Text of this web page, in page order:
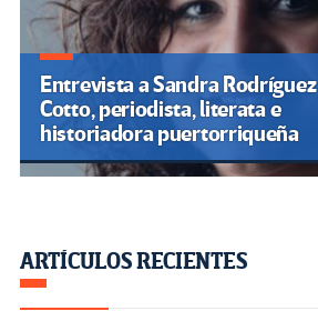
Entrevista a Sandra Rodríguez
Cotto, periodista, literata e
historiadora puertorriqueña
ARTÍCULOS RECIENTES